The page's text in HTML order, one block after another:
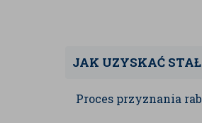
JAK UZYSKAĆ
Proces przyznania